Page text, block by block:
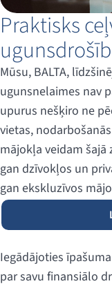
Praktisks
Mūsu, BALTA,
ugunsnelaimes nav
upurus nešķiro ne
vietas,
mājokļa veidam
gan dzīvokļos un
gan ekskluzīvos
Iegādājoties
par savu finansiālo